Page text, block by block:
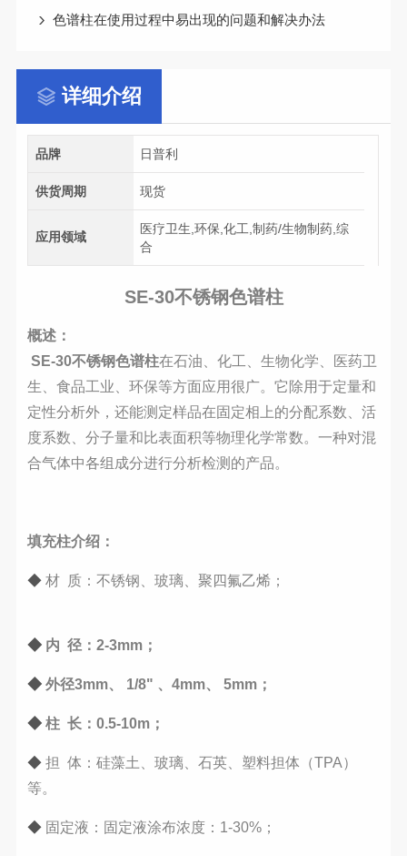
色谱柱在使用过程中易出现的问题和解决办法
详细介绍
品牌 日普利
供货周期 现货
应用领域
医疗卫生,环保,化工,制药/生物制药,综
合
SE-30不锈钢色谱柱
概述：
SE-30不锈钢色谱柱在石油、化工、生物化学、医药卫
生、食品工业、环保等方面应用很广。它除用于定量和
定性分析外，还能测定样品在固定相上的分配系数、活
度系数、分子量和比表面积等物理化学常数。一种对混
合气体中各组成分进行分析检测的产品。
填充柱介绍：
◆材 质：不锈钢、玻璃、聚四氟乙烯；
◆ 内 径：2-3mm；
◆外径3mm、 1/8" 、4mm、 5mm；
◆柱 长：0.5-10m；
◆担 体：硅藻土、玻璃、石英、塑料担体（TPA）
等。
◆ 固定液：固定液涂布浓度：1-30%；